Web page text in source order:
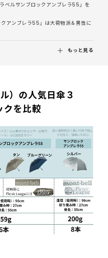
ベルサンブロックアンブレラ55」を
クアンブレラ55」は大荷物派＆男性に
もっと見る
）の人気日傘３
クを比較